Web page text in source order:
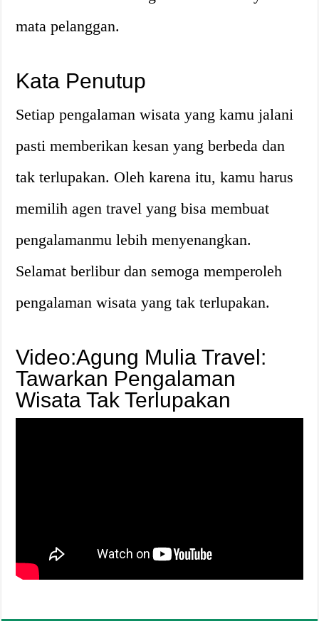
mata pelanggan.
Kata Penutup
Setiap pengalaman wisata yang kamu jalani
pasti memberikan kesan yang berbeda dan
tak terlupakan. Oleh karena itu, kamu harus
memilih agen travel yang bisa membuat
pengalamanmu lebih menyenangkan.
Selamat berlibur dan semoga memperoleh
pengalaman wisata yang tak terlupakan.
Video:Agung Mulia Travel:
Tawarkan Pengalaman
Wisata Tak Terlupakan